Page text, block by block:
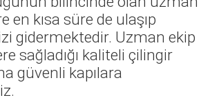
en kısa süre de ulaşıp
gidermektedir. Uzman ekip
sağladığı kaliteli çilingir
güvenli kapılara